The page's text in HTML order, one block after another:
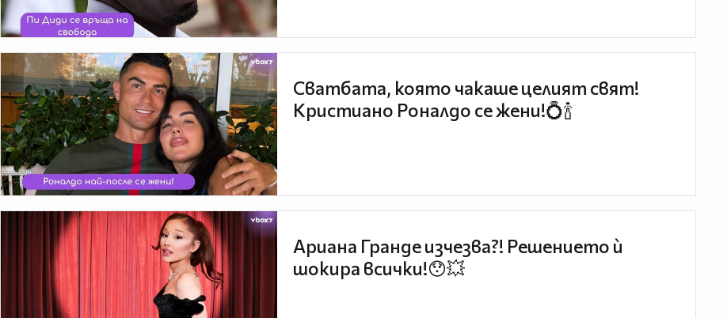
Сватбата, която чакаше целият свят!
Кристиано Роналдо се жени!💍🍾
Ариана Гранде изчезва?! Решението ѝ
шокира всички!😯💥